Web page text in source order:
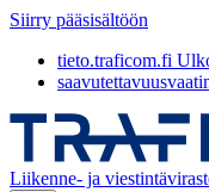
Siirry pääsisältöön
tieto.traficom.fi
Liikenne- ja